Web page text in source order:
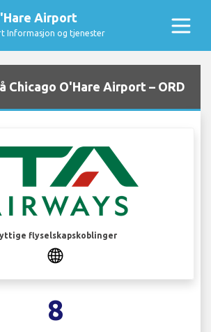
Airport
Informasjon og tjenester
Chicago O'Hare Airport – ORD
flyselskapskoblinger
8